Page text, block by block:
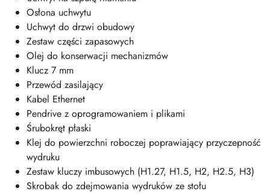
Osłona uchwytu
Uchwyt do drzwi obudowy
Zestaw części zapasowych
Olej do konserwacji mechanizmów
Klucz 7 mm
Przewód zasilający
Kabel Ethernet
Pendrive z oprogramowaniem i plikami
Śrubokręt płaski
Klej do powierzchni roboczej poprawiający przyczepność
wydruku
Zestaw kluczy imbusowych (H1.27, H1.5, H2, H2.5, H3)
Skrobak do zdejmowania wydruków ze stołu